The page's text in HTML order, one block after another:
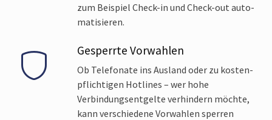
zum Beispiel Check-in und Check-out auto­
matisieren.
Gesperrte Vorwahlen
Ob Telefonate ins Ausland oder zu kosten­
pflichtigen Hotlines – wer hohe
Verbindungs­entgelte verhindern möchte,
kann verschiedene Vor­wahlen sperren